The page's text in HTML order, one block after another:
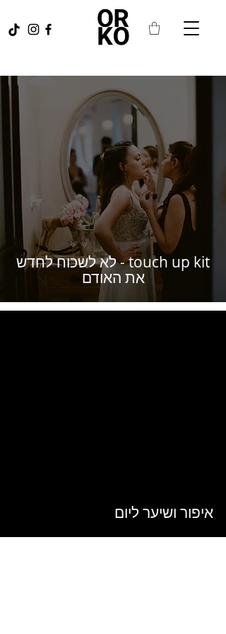
touch up kit - לא לשכוח לחדש
את האודם
איפור ושיער ליום